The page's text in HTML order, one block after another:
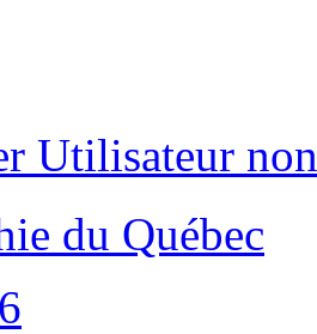
Utilisateur
du Québec